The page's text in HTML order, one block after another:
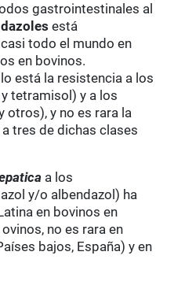
gastrointestinales al
está
todo el mundo en
en bovinos.
está la resistencia a los
tetramisol) y a los
otros), y no es rara la
tres de dichas clases
a los
y/o albendazol) ha
en bovinos en
no es rara en
bajos, España) y en